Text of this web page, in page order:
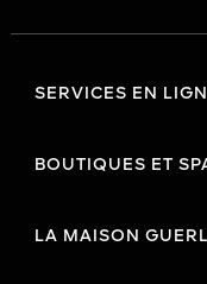
SERVICES EN
BOUTIQUES ET
LA MAISON